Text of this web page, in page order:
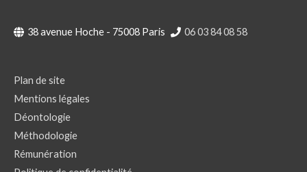
38 avenue Hoche - 75008 Paris 06 03 84 08 58
Plan de site
Mentions légales
Déontologie
Méthodologie
Rémunération